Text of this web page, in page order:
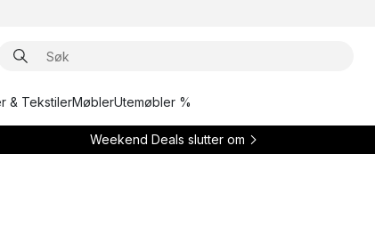
& TekstilerMøblerUtemøbler %
Weekend Deals slutter om